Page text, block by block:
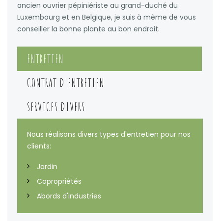
ancien ouvrier pépiniériste au grand-duché du
Luxembourg et en Belgique, je suis à même de vous
conseiller la bonne plante au bon endroit.
ENTRETIEN
CONTRAT D'ENTRETIEN
SERVICES DIVERS
Nous réalisons divers types d'entretien pour nos
clients:
Jardin
Copropriétés
Abords d'industries